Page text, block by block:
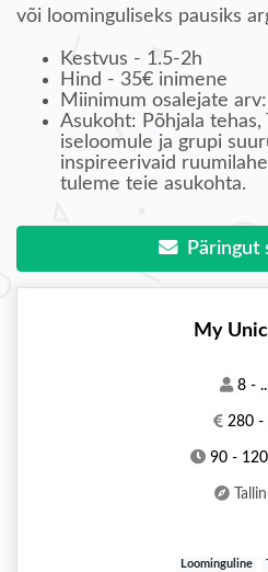
või loominguliseks pausiks
Kestvus - 1.5-2h
Hind - 35€ inimene
Miinimum osalejate
Asukoht: Põhjala tehas,
iseloomule ja grupi
inspireerivaid
tuleme teie asukohta.
Päringut
My
8 -
280 -
90 - 120
Loominguline